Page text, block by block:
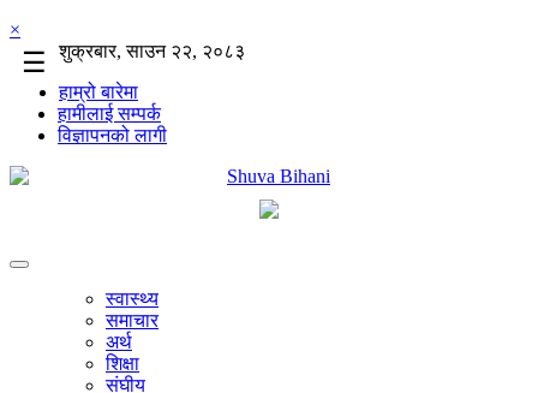
×
☰
शुक्रबार, साउन २२, २०८३
हाम्रो बारेमा
हामीलाई सम्पर्क
विज्ञापनको लागी
स्वास्थ्य
समाचार
अर्थ
शिक्षा
संघीय